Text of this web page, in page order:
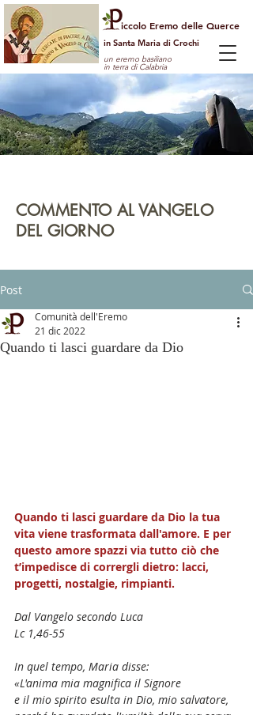
iccolo Eremo delle Querce
in Santa Maria di Crochi
un eremo basiliano
in terra di Calabria
COMMENTO AL VANGELO
DEL GIORNO
Post
Quando ti lasci guardare da Dio
Comunità dell'Eremo
21 dic 2022
Quando ti lasci guardare da Dio la tua
vita viene trasformata dall'amore. E per
questo amore spazzi via tutto ciò che
t’impedisce di corrergli dietro: lacci,
progetti, nostalgie, rimpianti.
Dal Vangelo secondo Luca
Lc 1,46-55
In quel tempo, Maria disse:
«L'anima mia magnifica il Signore
e il mio spirito esulta in Dio, mio salvatore,